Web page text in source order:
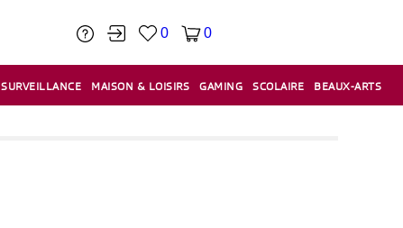
0 0
SURVEILLANCE MAISON & LOISIRS GAMING SCOLAIRE BEAUX-ARTS